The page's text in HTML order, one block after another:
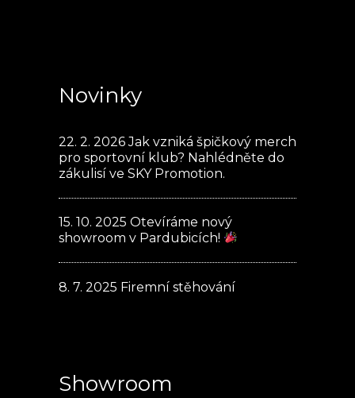
Novinky
22. 2. 2026 Jak vzniká špičkový merch
pro sportovní klub? Nahlédněte do
zákulisí ve SKY Promotion.
15. 10. 2025 Otevíráme nový
showroom v Pardubicích!
8. 7. 2025 Firemní stěhování
Showroom